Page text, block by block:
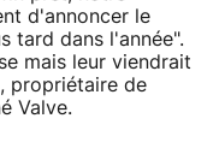
d'annoncer le
tard dans l'année".
mais leur viendrait
propriétaire de
Valve.